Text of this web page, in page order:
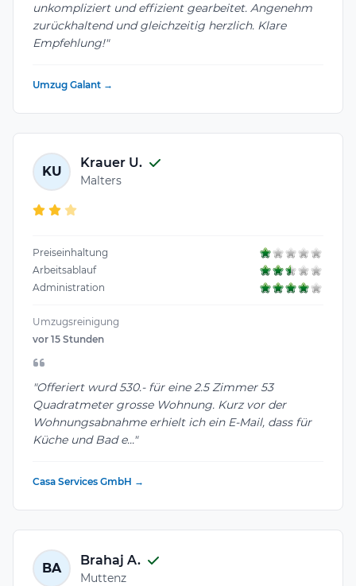
unkompliziert und effizient gearbeitet. Angenehm
zurückhaltend und gleichzeitig herzlich. Klare
Empfehlung!"
Umzug Galant →
KU
Krauer U.
Malters
Preiseinhaltung
Arbeitsablauf
Administration
Umzugsreinigung
vor 15 Stunden
"Offeriert wurd 530.- für eine 2.5 Zimmer 53
Quadratmeter grosse Wohnung. Kurz vor der
Wohnungsabnahme erhielt ich ein E-Mail, dass für
Küche und Bad e..."
Casa Services GmbH →
BA
Brahaj A.
Muttenz